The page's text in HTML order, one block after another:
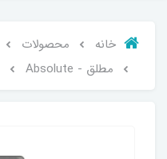
خانه محصولات
مطلق - Absolute